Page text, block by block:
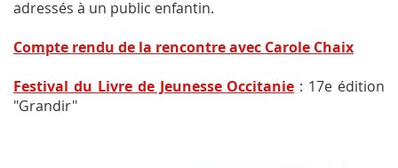
adressés à un public enfantin.
Compte rendu de la rencontre avec Carole Chaix
Festival du Livre de Jeunesse Occitanie : 17e édition
"Grandir"